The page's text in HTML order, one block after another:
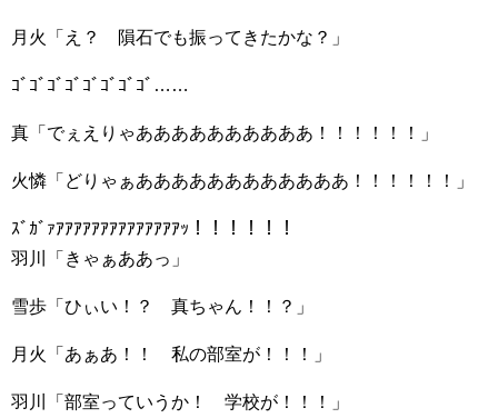
月火「え？ 隕石でも振ってきたかな？」
ｺﾞｺﾞｺﾞｺﾞｺﾞｺﾞｺﾞｺﾞ……
真「でぇえりゃああああああああああ！！！！！！」
火憐「どりゃぁああああああああああああ！！！！！！」
ｽﾞｶﾞｧｱｱｱｱｱｱｱｱｱｱｱｱｱｱｯ！！！！！！
羽川「きゃぁああっ」
雪歩「ひぃい！？ 真ちゃん！！？」
月火「あぁあ！！ 私の部室が！！！」
羽川「部室っていうか！ 学校が！！！」